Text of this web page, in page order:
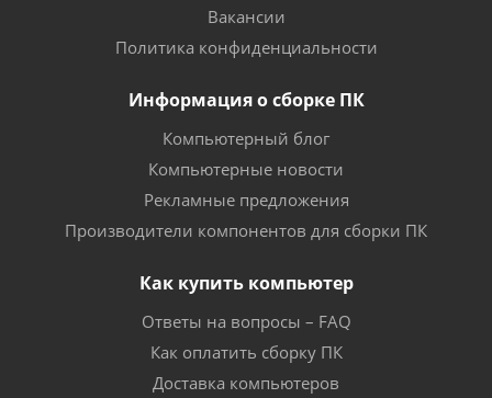
Вакансии
Политика конфиденциальности
Информация о сборке ПК
Компьютерный блог
Компьютерные новости
Рекламные предложения
Производители компонентов для сборки ПК
Как купить компьютер
Ответы на вопросы – FAQ
Как оплатить сборку ПК
Доставка компьютеров